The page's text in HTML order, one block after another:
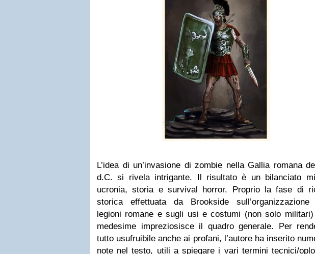
L’idea di un’invasione di zombie nella Gallia romana
d.C. si rivela intrigante. Il risultato è un bilanciato
ucronia, storia e survival horror. Proprio la fase di
storica effettuata da Brookside sull’organizzazione
legioni romane e sugli usi e costumi (non solo
medesime impreziosisce il quadro generale. Per
tutto usufruibile anche ai profani, l’autore ha inserito
note nel testo, utili a spiegare i vari termini tecnici/